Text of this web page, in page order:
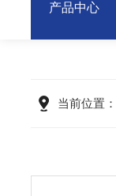
产品中心
当前位置：